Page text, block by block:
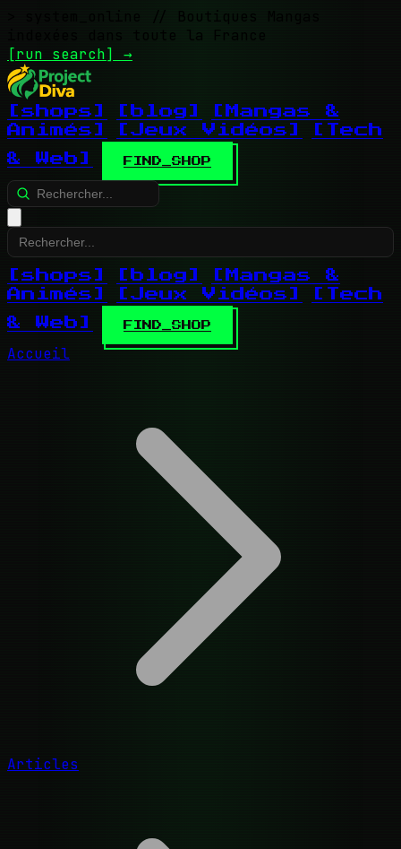
// Boutiques Mangas
indexées dans toute la France
[run search] →
[shops] [blog]
[Mangas &
Animés]
[Jeux Vidéos]
[Tech
& Web]
FIND_SHOP
[shops] [blog]
[Mangas &
Animés]
[Jeux Vidéos]
[Tech
& Web]
FIND_SHOP
Accueil
Articles